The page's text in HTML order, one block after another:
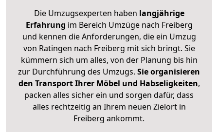
Die Umzugsexperten haben langjährige
Erfahrung im Bereich Umzüge nach Freiberg
und kennen die Anforderungen, die ein Umzug
von Ratingen nach Freiberg mit sich bringt. Sie
kümmern sich um alles, von der Planung bis hin
zur Durchführung des Umzugs. Sie organisieren
den Transport Ihrer Möbel und Habseligkeiten,
packen alles sicher ein und sorgen dafür, dass
alles rechtzeitig an Ihrem neuen Zielort in
Freiberg ankommt.